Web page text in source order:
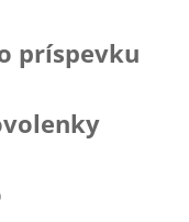
príspevku